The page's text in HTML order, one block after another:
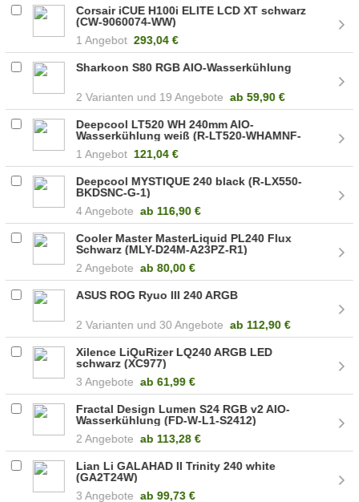
Corsair iCUE H100i ELITE LCD XT schwarz
(CW-9060074-WW)
1 Angebot 293,04 €
Sharkoon S80 RGB AIO-Wasserkühlung
2 19 Angebote ab 59,90 €
Deepcool LT520 WH 240mm AIO-
Wasserkühlung weiß (R-LT520-WHAMNF-
1 Angebot 121,04 €
Deepcool MYSTIQUE 240 black (R-LX550-
BKDSNC-G-1)
4 Angebote ab 116,90 €
Cooler Master MasterLiquid PL240 Flux
Schwarz (MLY-D24M-A23PZ-R1)
2 Angebote ab 80,00 €
ASUS ROG Ryuo III 240 ARGB
2 30 Angebote ab 112,90 €
Xilence LiQuRizer LQ240 ARGB LED
schwarz (XC977)
3 Angebote ab 61,99 €
Fractal Design Lumen S24 RGB v2 AIO-
Wasserkühlung (FD-W-L1-S2412)
2 Angebote ab 113,28 €
Lian Li GALAHAD II Trinity 240 white
(GA2T24W)
3 Angebote ab 99,73 €